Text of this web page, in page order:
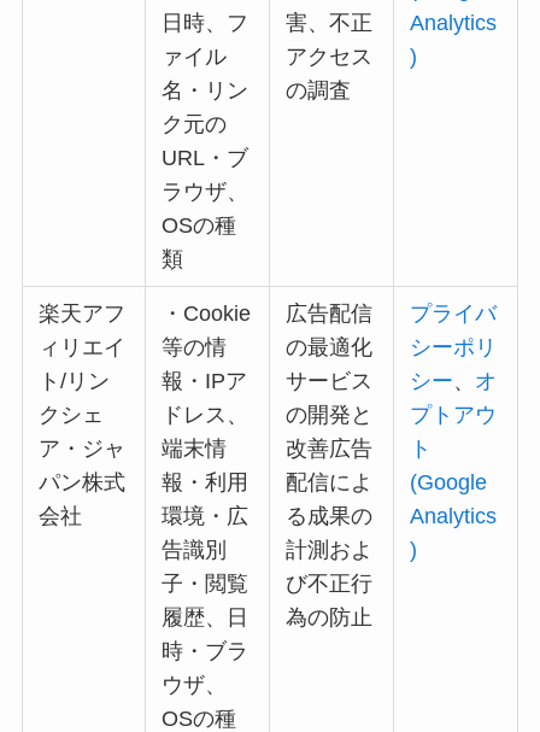
日時、フ
ァイル
名・リン
ク元の
URL・ブ
ラウザ、
OSの種
類
害、不正
アクセス
の調査
Analytics
)
楽天アフ
ィリエイ
ト/リン
クシェ
ア・ジャ
パン株式
会社
・Cookie
等の情
報・IPア
ドレス、
端末情
報・利用
環境・広
告識別
子・閲覧
履歴、日
時・ブラ
ウザ、
OSの種
広告配信
の最適化
サービス
の開発と
改善広告
配信によ
る成果の
計測およ
び不正行
為の防止
プライバ
シーポリ
シー、 オ
プトアウ
ト
(Google
Analytics
)